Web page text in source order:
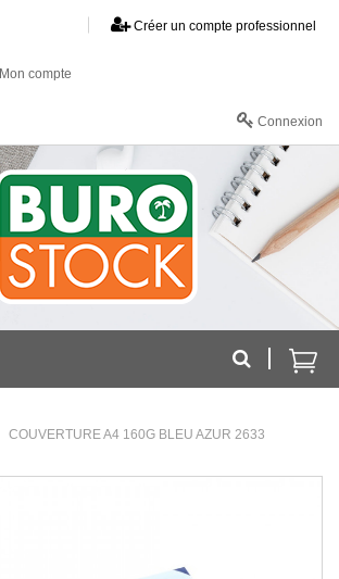
Créer un compte professionnel
Mon compte
Connexion
COUVERTURE A4 160G BLEU AZUR 2633